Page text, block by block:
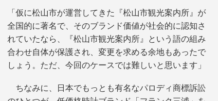
「仮に松山市が運営してきた『松山市観光案内所』が
全国的に著名で、そのブランド価値が社会的に認知さ
れていたなら、『松山市観光案内所』という語の組み
合わせ自体が保護され、変更を求める余地もあったで
しょう。ただ、今回のケースでは難しいと思います」
ちなみに、日本でもっとも有名なパロディ商標訴訟